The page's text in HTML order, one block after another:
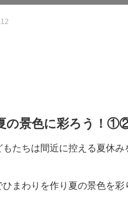
の景色に彩ろう！
たちは間近に控える夏休み
まわりを作り夏の景色を彩